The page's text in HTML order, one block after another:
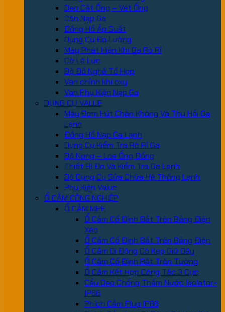
Dao Cắt Ống – Vét Ống
Cân Nạp Ga
Đồng Hồ Áp Suất
Dụng Cụ Đo Lường
Máy Phát Hiện Khí Ga Rò Rỉ
Cờ Lê Lực
Bộ Đồ Nghề Tổ Hợp
Van chỉnh khí oxy
Van Phụ Kiện Nạp Ga
DỤNG CỤ VALUE
Máy Bơm Hút Chân Không Và Thu Hồi Ga
Lạnh
Đồng Hồ Nạp Ga Lạnh
Dụng Cụ Kiểm Tra Rò Rỉ Ga
Bộ Nong – Loe Ống Đồng
Thiết Bị Đo Và Kiểm Tra Ga Lạnh
Bộ Dụng Cụ Sửa Chữa Hệ Thống Lạnh
Phụ Kiện Value
Ổ CẮM CÔNG NGHIỆP
Ổ CẮM MPE
Ổ Cắm Cố Định Bắt Trên Bảng Điện
Xéo
Ổ Cắm Cố Định Bắt Trên Bảng Điện
Ổ Cắm Di Động Có Kẹp Giữ Dây
Ổ Cắm Cố Định Bắt Trên Tường
Ổ Cắm Kết Hợp Công Tắc 3 Cực
Cầu Dao Chống Thấm Nước Isolator-
IP66
Phích Cắm Plug IP66